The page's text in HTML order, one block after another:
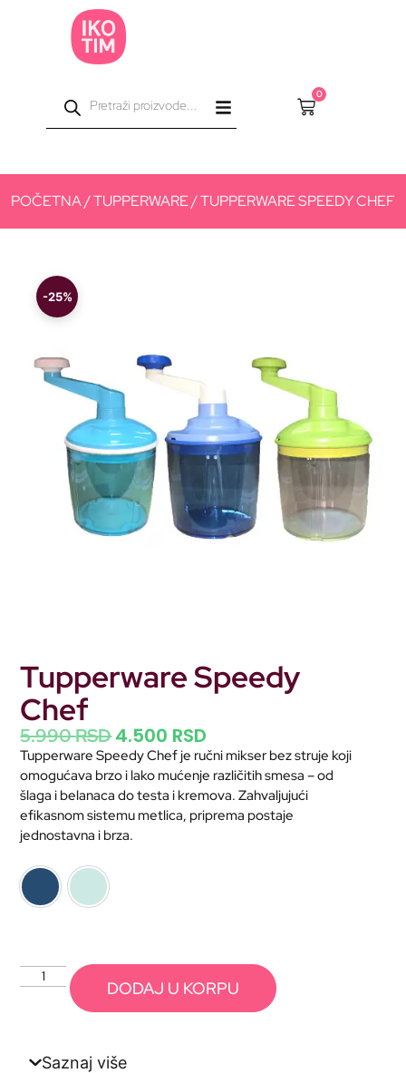
0
POČETNA/TUPPERWARE/ TUPPERWARE SPEEDY CHEF
-25%
Tupperware Speedy
Chef
5.990RSD4.500 RSD
Tupperware Speedy Chef je ručni mikser bez struje koji
omogućava brzo i lako mućenje različitih smesa – od
šlaga i belanaca do testa i kremova. Zahvaljujući
efikasnom sistemu metlica, priprema postaje
jednostavna i brza.
tamno plavatirkizna
DODAJ U KORPU
Saznaj više